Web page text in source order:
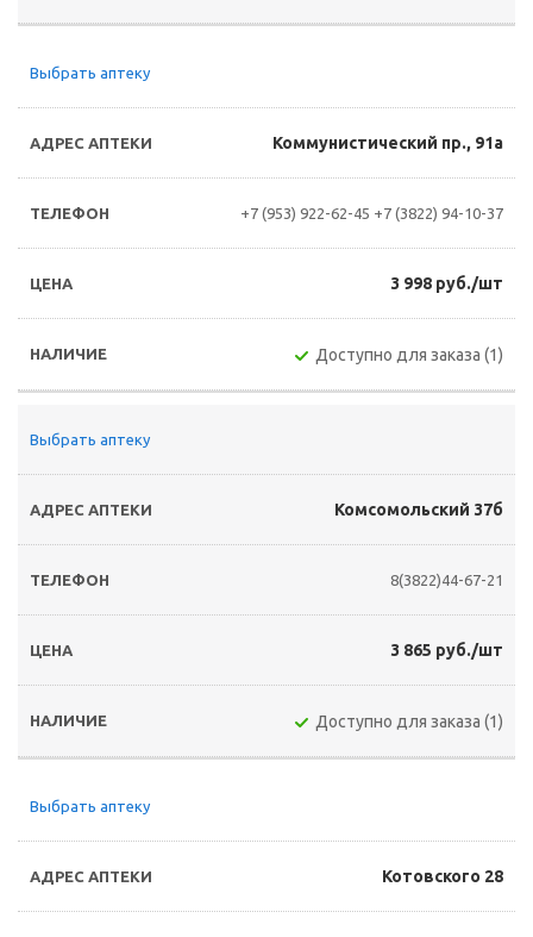
Выбрать аптеку
Коммунистический пр., 91а
+7 (953) 922-62-45 +7 (3822) 94-10-37
3 998 руб./шт
Доступно для заказа (1)
Выбрать аптеку
Комсомольский 37б
8(3822)44-67-21
3 865 руб./шт
Доступно для заказа (1)
Выбрать аптеку
Котовского 28